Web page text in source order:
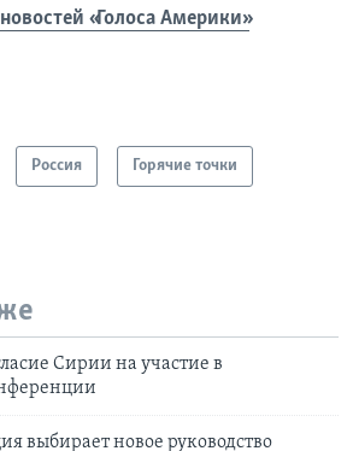
«Голоса Америки»
Россия Горячие точки
Сирии на участие в
выбирает новое руководство